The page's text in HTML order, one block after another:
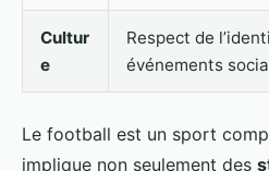
Cultur
e
Respect de
événements
Le football est un sport
implique non seulement des